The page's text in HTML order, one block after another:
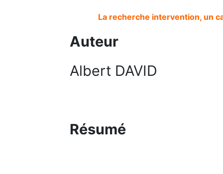
La recherche intervention, un
Auteur
Albert DAVID
Résumé